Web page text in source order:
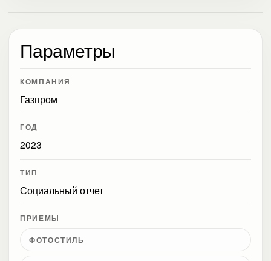
Параметры
КОМПАНИЯ
Газпром
ГОД
2023
ТИП
Социальный отчет
ПРИЕМЫ
ФОТОСТИЛЬ